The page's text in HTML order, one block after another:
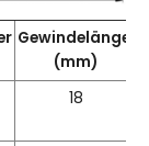
Gewindelänge
(mm)
18